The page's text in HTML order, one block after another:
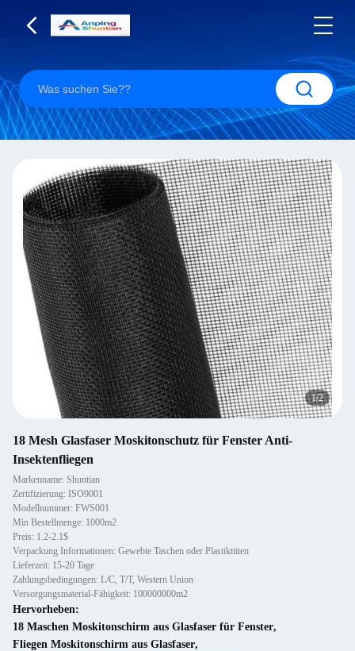
1/2
18 Mesh Glasfaser Moskitonschutz für Fenster Anti-
Insektenfliegen
Markenname: Shuntian
Zertifizierung: ISO9001
Modellnummer: FWS001
Min Bestellmenge: 1000m2
Preis: 1.2-2.1$
Verpackung Informationen: Gewebte Taschen oder Plastiktüten
Lieferzeit: 15-20 Tage
Zahlungsbedingungen: L/C, T/T, Western Union
Versorgungsmaterial-Fähigkeit: 100000000m2
Hervorheben:
18 Maschen Moskitonschirm aus Glasfaser für Fenster,
Fliegen Moskitonschirm aus Glasfaser,